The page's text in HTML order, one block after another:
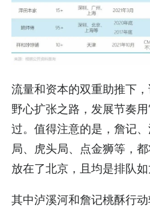
流量和资本的双重助推下
野心扩张之路，发展节奏
过。值得注意的是，詹记
局、虎头局、点金狮等，
放在了北京，且均是排队如
其中泸溪河和詹记桃酥行